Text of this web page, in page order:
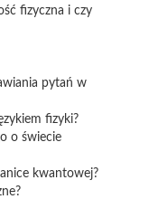
fizyczna i czy
pytań w
fizyki?
o świecie
kwantowej?